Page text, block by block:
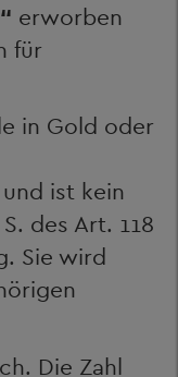
erworben
für
in Gold oder
ist kein
des Art. 118
Sie wird
Die Zahl